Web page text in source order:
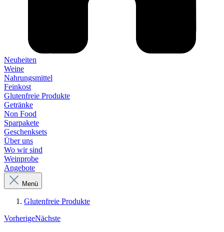
Neuheiten
Weine
Nahrungsmittel
Feinkost
Glutenfreie Produkte
Getränke
Non Food
Sparpakete
Geschenksets
Über uns
Wo wir sind
Weinprobe
Angebote
Menü
Glutenfreie Produkte
VorherigeNächste